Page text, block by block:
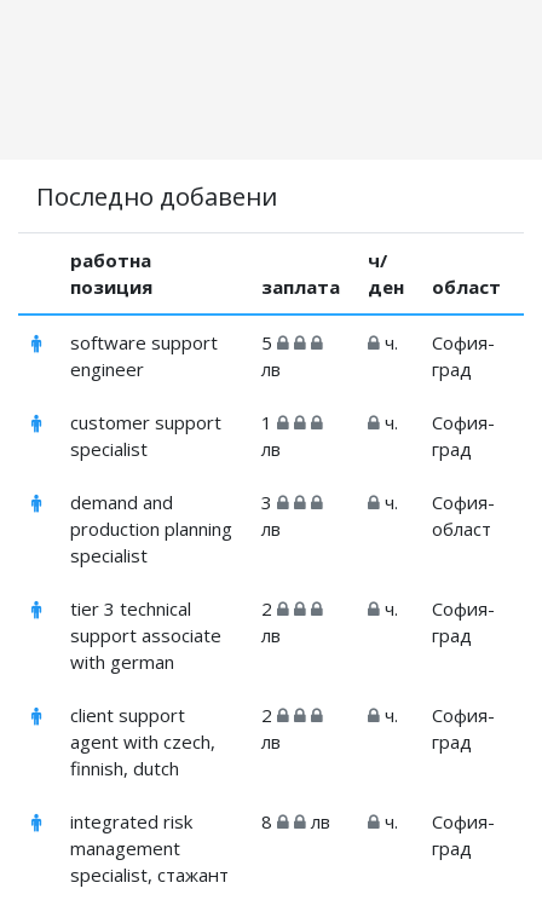
Последно добавени
работна
позиция
заплата
ч/
ден
област
software support
engineer
5
лв
ч.
София-
град
customer support
specialist
1
лв
ч.
София-
град
demand and
production planning
specialist
3
лв
ч.
София-
област
tier 3 technical
support associate
with german
2
лв
ч.
София-
град
client support
agent with czech,
finnish, dutch
2
лв
ч.
София-
град
integrated risk
management
specialist, стажант
8 лв ч.
София-
град